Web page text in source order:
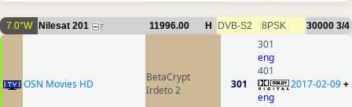
7.0°W Nilesat 201 7 11996.00 H DVB-S2 8PSK 30000 3/4
OSN Movies HD
BetaCrypt
Irdeto 2
301
301
eng
401
eng
2017-02-09+